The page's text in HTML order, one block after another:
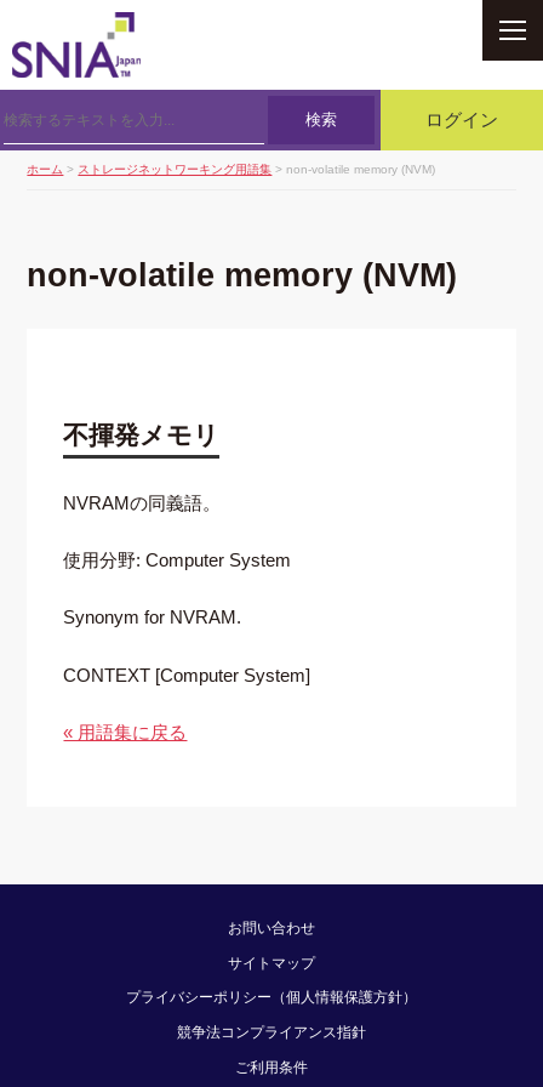
検索 ログイン
ホーム > ストレージネットワーキング用語集 > non-volatile memory (NVM)
non-volatile memory (NVM)
不揮発メモリ
NVRAMの同義語。
使用分野: Computer System
Synonym for NVRAM.
CONTEXT [Computer System]
« 用語集に戻る
お問い合わせ
サイトマップ
プライバシーポリシー（個人情報保護方針）
競争法コンプライアンス指針
ご利用条件